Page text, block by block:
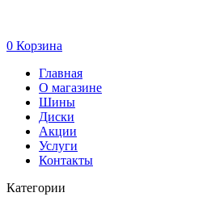
0 Корзина
Главная
О магазине
Шины
Диски
Акции
Услуги
Контакты
Категории